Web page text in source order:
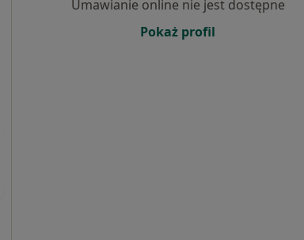
Umawianie online nie jest dostępne
Pokaż profil